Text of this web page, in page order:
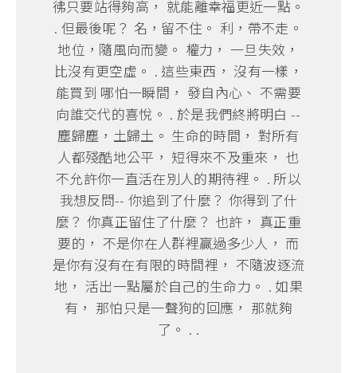
彿只要站得夠高， 就能離幸福更近一點。
. 但最後呢？ 名，留不住。 利，帶不走。
地位，隨風向而變。 權力， 一旦失效，
比沒有更空虛。 . 這些東西， 沒有一樣，
能買到 哪怕一瞬間， 發自內心、 不需要
向誰交代的喜悅。 . 於是我們終將明白 --
塵歸塵，土歸土。 生命的時間， 對所有
人都殘酷地公平， 短得來不及重來， 也
不允許你一直活在別人的期待裡。 . 所以
我想反問-- 你追到了什麼？ 你得到了什
麼？ 你真正留住了什麼？ 也許， 真正重
要的， 不是你在人群裡贏過多少人， 而
是你有沒有在有限的時間裡， 不隨波逐流
地， 活出一點屬於自己的生命力。 . 如果
有， 那怕只是一聲狗的回應， 那就夠
了。 . .